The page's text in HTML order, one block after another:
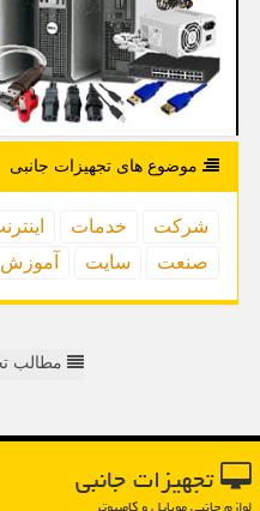
موضوع های تجهیزات جانبی
شركت خدمات
صنعت
سایت آموزش
مطالب
تجهیزات جانبی